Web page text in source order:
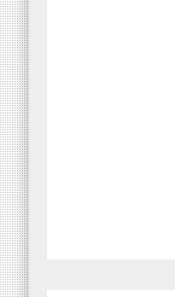
سے
فیصل
حافظ